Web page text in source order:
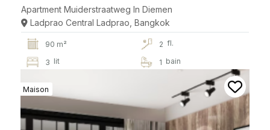
Apartment Muiderstraatweg In Diemen
Ladprao Central Ladprao, Bangkok
90 m² 2 fl.
3 lit 1 bain
Maison